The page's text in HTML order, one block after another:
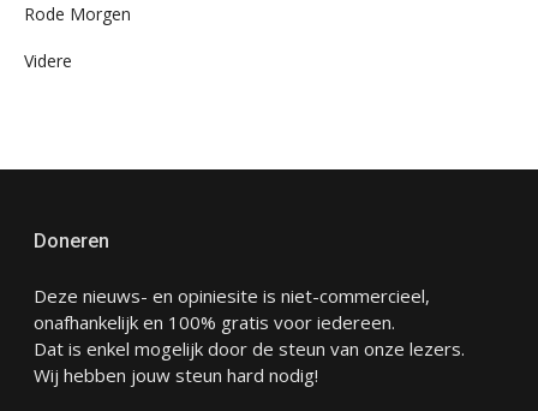
Rode Morgen
Videre
Doneren
Deze nieuws- en opiniesite is niet-commercieel,
onafhankelijk en 100% gratis voor iedereen.
Dat is enkel mogelijk door de steun van onze lezers.
Wij hebben jouw steun hard nodig!